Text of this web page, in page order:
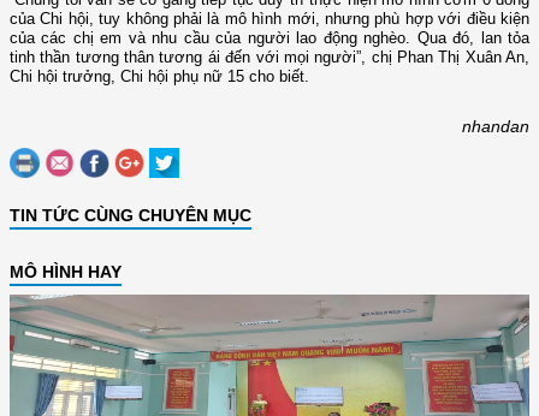
của Chi hội, tuy không phải là mô hình mới, nhưng phù hợp với điều kiện
của các chị em và nhu cầu của người lao động nghèo. Qua đó, lan tỏa
tinh thần tương thân tương ái đến với mọi người”, chị Phan Thị Xuân An,
Chi hội trưởng, Chi hội phụ nữ 15 cho biết.
nhandan
TIN TỨC CÙNG CHUYÊN MỤC
MÔ HÌNH HAY